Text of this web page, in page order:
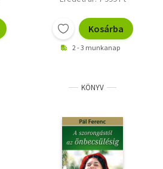
Kosárba
2 - 3 munkanap
KÖNYV